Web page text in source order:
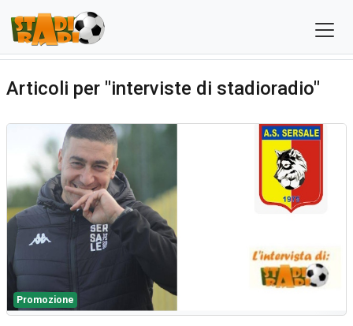
Articoli per "interviste di stadioradio"
Promozione